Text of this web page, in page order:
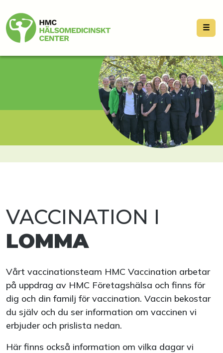
☰
VACCINATION I
LOMMA
Vårt vaccinationsteam HMC Vaccination arbetar
på uppdrag av HMC Företagshälsa och finns för
dig och din familj för vaccination. Vaccin bekostar
du själv och du ser information om vaccinen vi
erbjuder och prislista nedan.
Här finns också information om vilka dagar vi